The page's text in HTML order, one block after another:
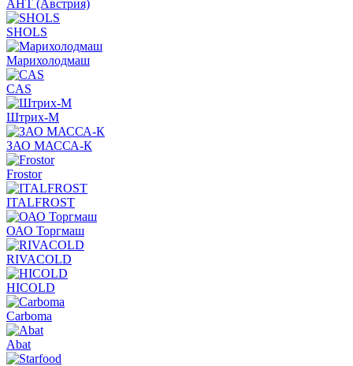
АНТ (Австрия)
SHOLS
Марихолодмаш
CAS
Штрих-М
ЗАО МАССА-К
Frostor
ITALFROST
ОАО Торгмаш
RIVACOLD
HICOLD
Carboma
Abat